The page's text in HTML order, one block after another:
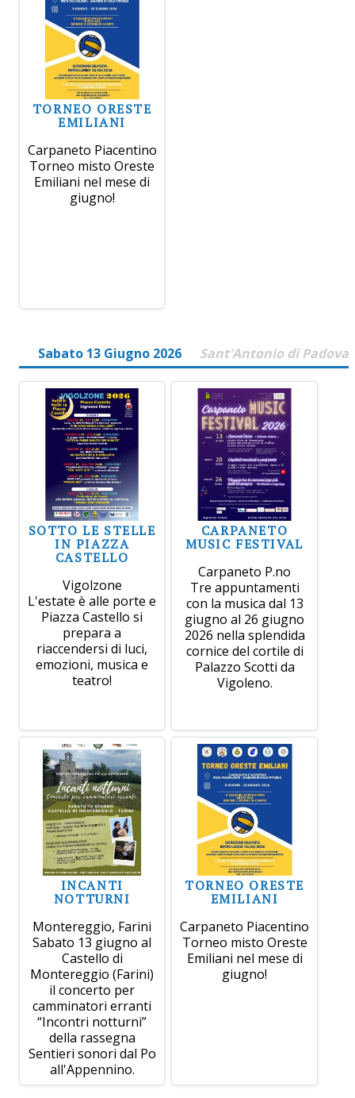
TORNEO ORESTE
EMILIANI
Carpaneto Piacentino
Torneo misto Oreste
Emiliani nel mese di
giugno!
Sabato 13 Giugno 2026 Sant'Antonio di Padova
SOTTO LE STELLE
IN PIAZZA
CASTELLO
Vigolzone
L'estate è alle porte e
Piazza Castello si
prepara a
riaccendersi di luci,
emozioni, musica e
teatro!
CARPANETO
MUSIC FESTIVAL
Carpaneto P.no
Tre appuntamenti
con la musica dal 13
giugno al 26 giugno
2026 nella splendida
cornice del cortile di
Palazzo Scotti da
Vigoleno.
INCANTI
NOTTURNI
Montereggio, Farini
Sabato 13 giugno al
Castello di
Montereggio (Farini)
il concerto per
camminatori erranti
“Incontri notturni”
della rassegna
Sentieri sonori dal Po
all'Appennino.
TORNEO ORESTE
EMILIANI
Carpaneto Piacentino
Torneo misto Oreste
Emiliani nel mese di
giugno!